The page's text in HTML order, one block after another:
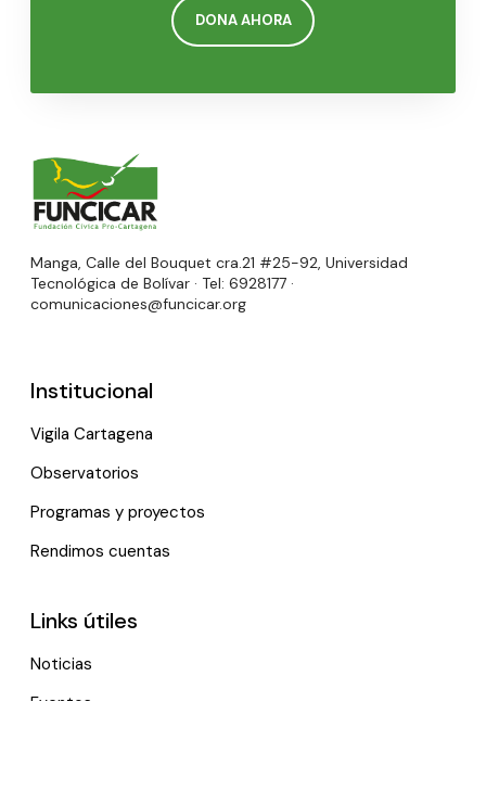
DONA AHORA
Manga, Calle del Bouquet cra.21 #25-92, Universidad
Tecnológica de Bolívar · Tel: 6928177 ·
comunicaciones@funcicar.org
Institucional
Vigila Cartagena
Observatorios
Programas y proyectos
Rendimos cuentas
Links útiles
Noticias
Eventos